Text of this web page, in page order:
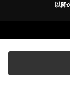
以降